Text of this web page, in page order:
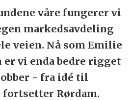
våre fungerer vi
markedsavdeling
veien. Nå som Emilie
vi enda bedre rigget
- fra idé til
Rørdam.